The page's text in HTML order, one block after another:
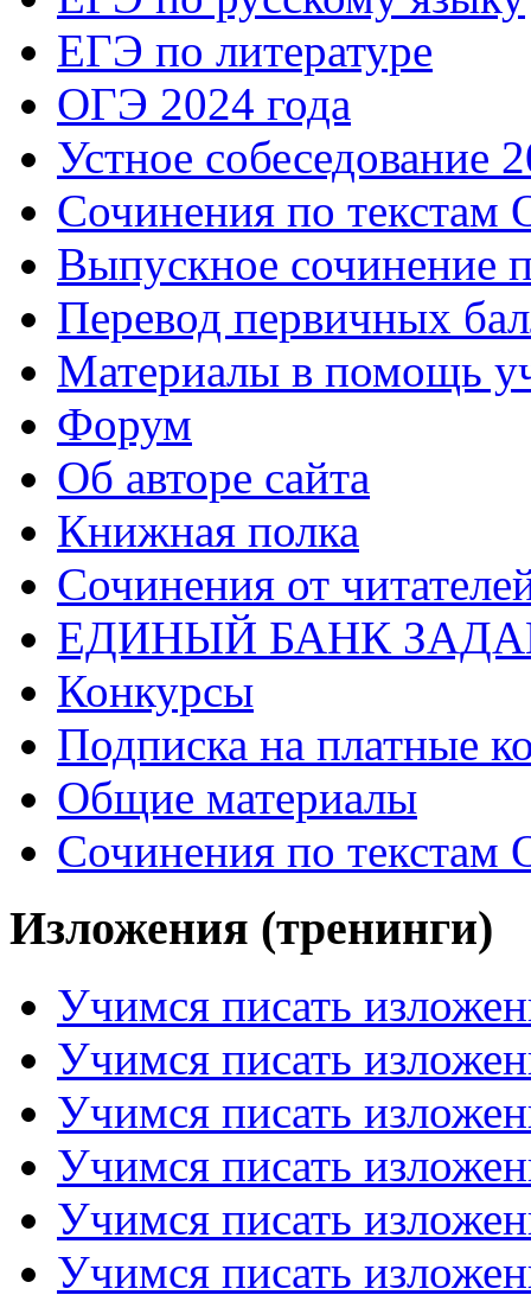
ЕГЭ по литературе
ОГЭ 2024 года
Устное собеседование
Сочинения по текстам
Выпускное сочинение
Перевод первичных
Материалы в помощь
Форум
Об авторе сайта
Книжная полка
Cочинения от
ЕДИНЫЙ БАНК
Конкурсы
Подписка на платные
Общие материалы
Сочинения по текстам
Изложения (тренинги)
Учимся писать
Учимся писать
Учимся писать
Учимся писать
Учимся писать
Учимся писать